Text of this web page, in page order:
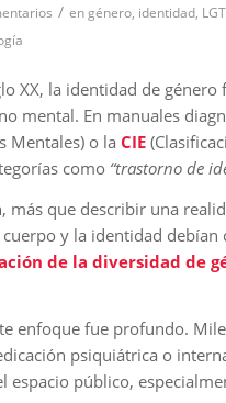
/ en género, identidad,
XX, la identidad de
mental. En manuales
Mentales) o la CIE
como “trastorno de
más que describir una
y la identidad
de la diversidad de
enfoque fue profundo.
psiquiátrica o
espacio público,